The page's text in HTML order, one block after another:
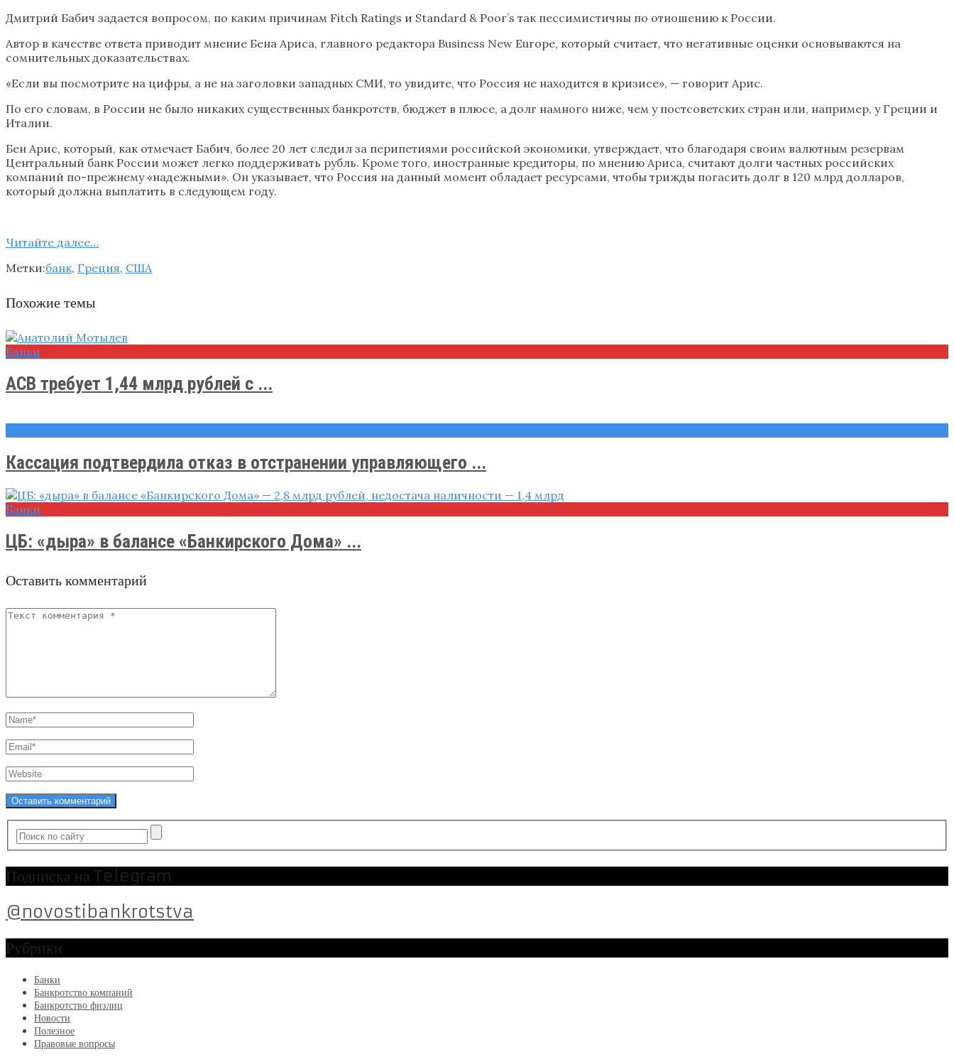
Дмитрий Бабич задается вопросом, по каким причинам Fitch Ratings и Standard & Poor’s так пессимистичны по отношению к России.
Автор в качестве ответа приводит мнение Бена Ариса, главного редактора Business New Europe, который считает, что негативные оценки основываются на
сомнительных доказательствах.
«Если вы посмотрите на цифры, а не на заголовки западных СМИ, то увидите, что Россия не находится в кризисе», — говорит Арис.
По его словам, в России не было никаких существенных банкротств, бюджет в плюсе, а долг намного ниже, чем у постсоветских стран или, например, у Греции и
Италии.
Бен Арис, который, как отмечает Бабич, более 20 лет следил за перипетиями российской экономики, утверждает, что благодаря своим валютным резервам
Центральный банк России может легко поддерживать рубль. Кроме того, иностранные кредиторы, по мнению Ариса, считают долги частных российских
компаний по-прежнему «надежными». Он указывает, что Россия на данный момент обладает ресурсами, чтобы трижды погасить долг в 120 млрд долларов,
который должна выплатить в следующем году.
Читайте далее…
Метки:банк, Греция, США
Похожие темы
Банки
АСВ требует 1,44 млрд рублей с ...
Кассация подтвердила отказ в отстранении управляющего ...
Банки
ЦБ: «дыра» в балансе «Банкирского Дома» ...
Оставить комментарий
Подписка на Telegram
@novostibankrotstva
Рубрики
Банки
Банкротство компаний
Банкротство физлиц
Новости
Полезное
Правовые вопросы